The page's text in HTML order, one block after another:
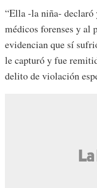
“Ella -la niña- declaró
médicos forenses y al
evidencian que sí
le capturó y fue
delito de violación